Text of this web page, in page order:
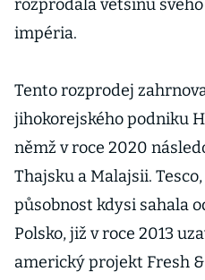
rozprodala většinu
impéria.
Tento rozprodej
jihokorejského podniku
němž v roce 2020
Thajsku a Malajsii.
působnost kdysi sahala
Polsko, již v roce 2013
americký projekt Fresh